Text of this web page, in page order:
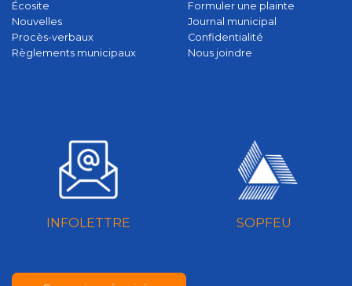
Écosite
Nouvelles
Procès-verbaux
Règlements municipaux
Formuler une plainte
Journal municipal
Confidentialité
Nous joindre
INFOLETTRE SOPFEU